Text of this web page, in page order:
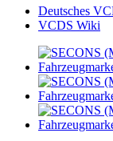
Deutsches
VCDS Wiki